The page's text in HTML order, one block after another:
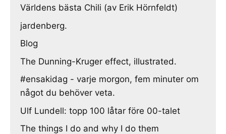
Världens bästa Chili (av Erik Hörnfeldt)
jardenberg.
Blog
The Dunning-Kruger effect, illustrated.
#ensakidag - varje morgon, fem minuter om
något du behöver veta.
Ulf Lundell: topp 100 låtar före 00-talet
The things I do and why I do them